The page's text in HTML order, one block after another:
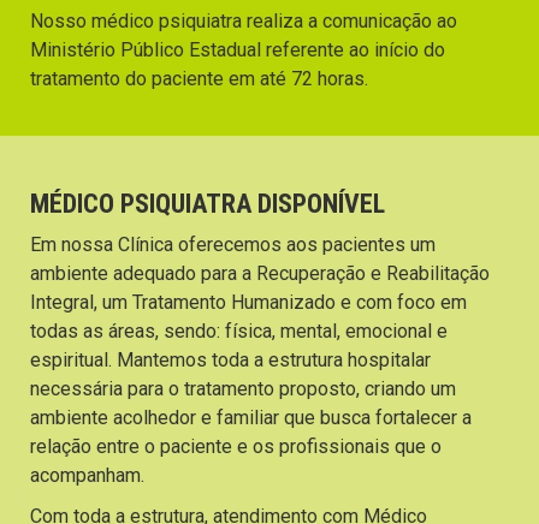
Nosso médico psiquiatra realiza a comunicação ao
Ministério Público Estadual referente ao início do
tratamento do paciente em até 72 horas.
MÉDICO PSIQUIATRA DISPONÍVEL
Em nossa Clínica oferecemos aos pacientes um
ambiente adequado para a Recuperação e Reabilitação
Integral, um Tratamento Humanizado e com foco em
todas as áreas, sendo: física, mental, emocional e
espiritual. Mantemos toda a estrutura hospitalar
necessária para o tratamento proposto, criando um
ambiente acolhedor e familiar que busca fortalecer a
relação entre o paciente e os profissionais que o
acompanham.
Com toda a estrutura, atendimento com Médico